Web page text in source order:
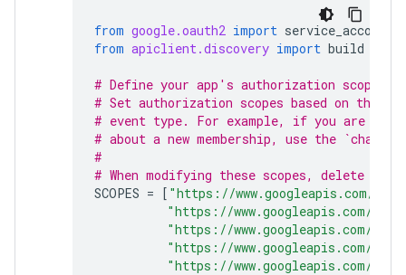
from google.oauth2 import service_account
from apiclient.discovery import build
# Define your app's authorization scopes.
# Set authorization scopes based on the
# event type. For example, if you are
# about a new membership, use the
#
# When modifying these scopes, delete
SCOPES = [ "https://www.googleapis.com/
"https://www.googleapis.com/
"https://www.googleapis.com/
"https://www.googleapis.com/
"https://www.googleapis.com/